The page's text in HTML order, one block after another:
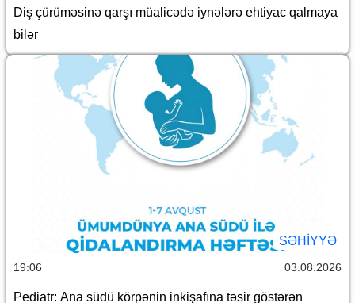
Diş çürüməsinə qarşı müalicədə iynələrə ehtiyac qalmaya
bilər
SƏHIYYƏ
19:06 03.08.2026
Pediatr: Ana südü körpənin inkişafına təsir göstərən